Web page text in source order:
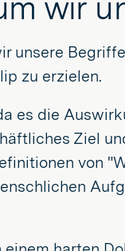
unsere
zu erzielen.
es die
Ziel
von